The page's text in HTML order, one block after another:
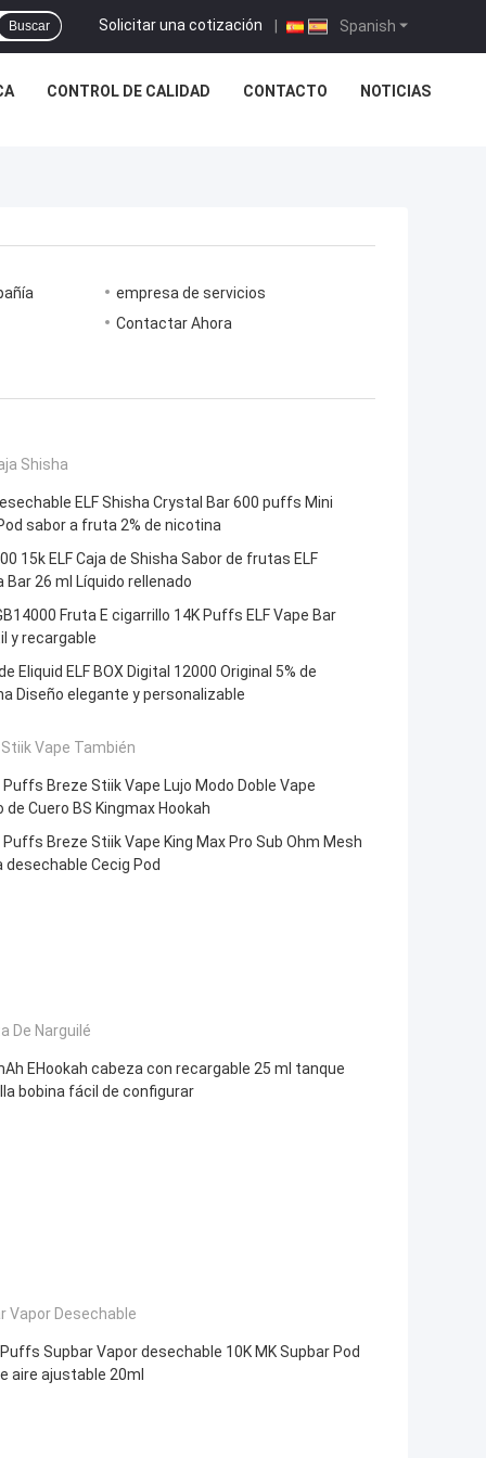
Spanish
Solicitar una cotización |
Buscar
CONTROL DE CALIDAD CONTACTO NOTICIAS
empresa de servicios
Contactar Ahora
Shisha
ELF Shisha Crystal Bar 600 puffs Mini
sabor a fruta 2% de nicotina
15k ELF Caja de Shisha Sabor de frutas ELF
Bar 26 ml Líquido rellenado
Fruta E cigarrillo 14K Puffs ELF Vape Bar
y recargable
Eliquid ELF BOX Digital 12000 Original 5% de
Diseño elegante y personalizable
Vape También
Puffs Breze Stiik Vape Lujo Modo Doble Vape
de Cuero BS Kingmax Hookah
Puffs Breze Stiik Vape King Max Pro Sub Ohm Mesh
desechable Cecig Pod
De Narguilé
EHookah cabeza con recargable 25 ml tanque
bobina fácil de configurar
Vapor Desechable
Supbar Vapor desechable 10K MK Supbar Pod
aire ajustable 20ml